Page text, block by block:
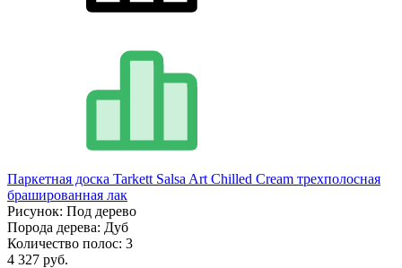
Паркетная доска Tarkett Salsa Art Chilled Cream трехполосная
брашированная лак
Рисунок: Под дерево
Порода дерева: Дуб
Количество полос: 3
4 327 руб.